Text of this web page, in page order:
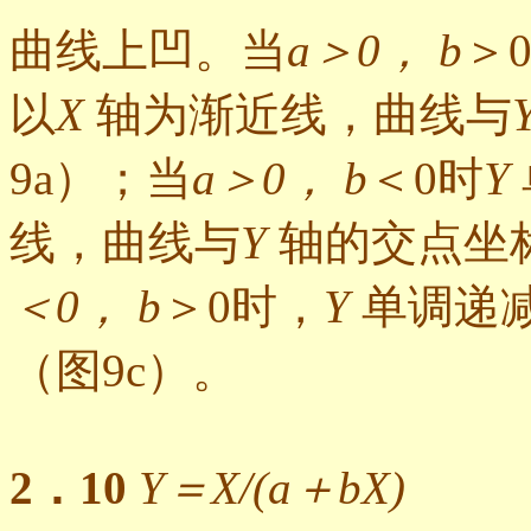
曲线上凹。当a＞0， b ＞
以X轴为渐近线，曲线与
9a）；当a＞0， b ＜0时Y
线，曲线与Y轴的交点坐
＜0， b ＞0时， Y单调递
（图9c）。
2．10 Y＝X/(a＋bX)